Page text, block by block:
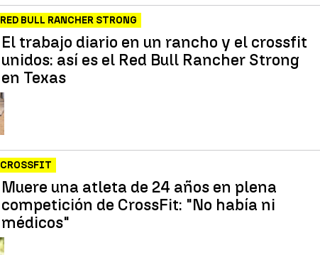
RED BULL RANCHER STRONG
El trabajo diario en un rancho y el crossfit
unidos: así es el Red Bull Rancher Strong
en Texas
CROSSFIT
Muere una atleta de 24 años en plena
competición de CrossFit: "No había ni
médicos"